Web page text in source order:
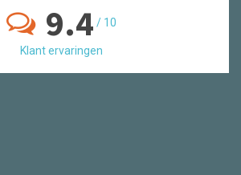
9.4 / 10
Klant ervaringen